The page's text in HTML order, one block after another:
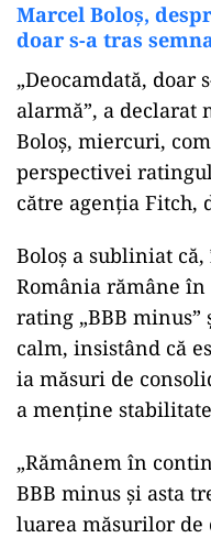
Marcel Boloș,
doar s-a tras
„Deocamdată, doar
alarmă”, a
Boloș, miercuri,
perspectivei
către agenția Fitch,
Boloș a subliniat
România rămâne
rating „BBB minus”
calm, insistând că
ia măsuri de
a menține
„Rămânem în
BBB minus și asta
luarea măsurilor de